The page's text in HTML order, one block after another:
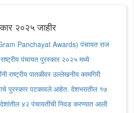
२०२५ जाहीर
Panchayat Awards) पंचायत राज
पंचायत पुरस्कार २०२५ मध्ये
राष्ट्रीय पातळीवर उल्लेखनीय कामगिरी
पुरस्कार पटकावले आहेत. देशभरातील १७
४२ पंचायतींची निवड करण्यात आली